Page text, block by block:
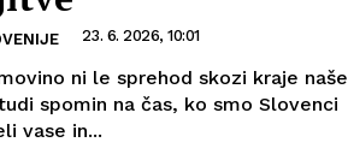
23. 6. 2026, 10:01
ni le sprehod skozi kraje naše
spomin na čas, ko smo Slovenci
vase in...